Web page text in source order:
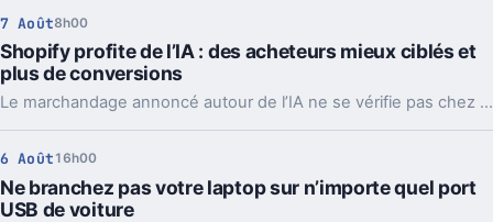
7 Août8h00
Shopify profite de l’IA : des acheteurs mieux ciblés et
plus de conversions
Le marchandage annoncé autour de l’IA ne se vérifie pas chez Shopify. La plateforme dit voir tripler le trafic et les commandes venus des assistants.
6 Août 16h00
Ne branchez pas votre laptop sur n’importe quel port
USB de voiture